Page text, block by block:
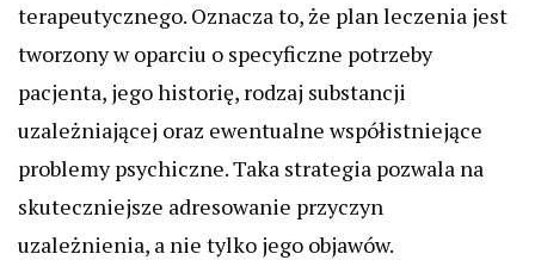
terapeutycznego. Oznacza to, że plan leczenia jest
tworzony w oparciu o specyficzne potrzeby
pacjenta, jego historię, rodzaj substancji
uzależniającej oraz ewentualne współistniejące
problemy psychiczne. Taka strategia pozwala na
skuteczniejsze adresowanie przyczyn
uzależnienia, a nie tylko jego objawów.